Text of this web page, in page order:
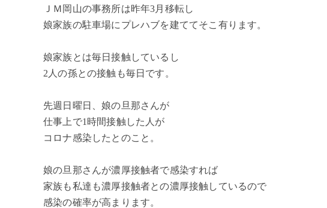
ＪＭ岡山の事務所は昨年3月移転し
娘家族の駐車場にプレハブを建ててそこ有ります。
娘家族とは毎日接触しているし
2人の孫との接触も毎日です。
先週日曜日、娘の旦那さんが
仕事上で1時間接触した人が
コロナ感染したとのこと。
娘の旦那さんが濃厚接触者で感染すれば
家族も私達も濃厚接触者との濃厚接触しているので
感染の確率が高まります。